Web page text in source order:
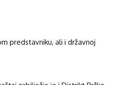
predstavniku, ali i državnoj